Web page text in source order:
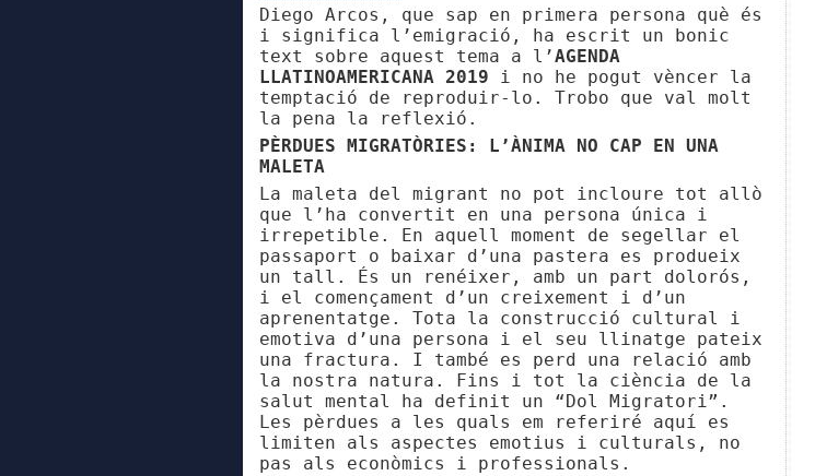
Diego Arcos, que sap en primera persona què és
i significa l’emigració, ha escrit un bonic
text sobre aquest tema a l’AGENDA
LLATINOAMERICANA 2019 i no he pogut vèncer la
temptació de reproduir-lo. Trobo que val molt
la pena la reflexió.
PÈRDUES MIGRATÒRIES: L’ÀNIMA NO CAP EN UNA
MALETA
La maleta del migrant no pot incloure tot allò
que l’ha convertit en una persona única i
irrepetible. En aquell moment de segellar el
passaport o baixar d’una pastera es produeix
un tall. És un renéixer, amb un part dolorós,
i el començament d’un creixement i d’un
aprenentatge. Tota la construcció cultural i
emotiva d’una persona i el seu llinatge pateix
una fractura. I també es perd una relació amb
la nostra natura. Fins i tot la ciència de la
salut mental ha definit un “Dol Migratori”.
Les pèrdues a les quals em referiré aquí es
limiten als aspectes emotius i culturals, no
pas als econòmics i professionals.